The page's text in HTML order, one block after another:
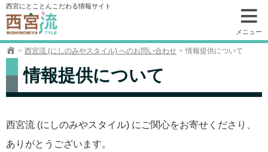
コ
ン
テ
ン
ツ
動
西宮にとことんこだわる情報サイト
メニュー
西宮流 (にしのみやスタイル) へのお問い合わせ 情報提供について
情報提供について
西宮流 (にしのみやスタイル) にご関心をお寄せくださり、
ありがとうございます。